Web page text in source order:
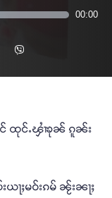
00:00
င် ထုင်ႉၾၢႆၶုၼ် ၵူၼ်း
ယႃႈမဝ်းၵမ် ၼႂ်းၼႃႈ